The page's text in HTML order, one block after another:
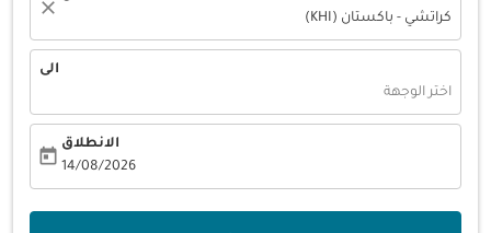
كراتشي - باكستان (KHI)
close
الى
اختر الوجهة
الانطلاق
14/08/2026
today